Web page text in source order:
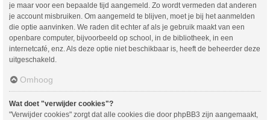
je maar voor een bepaalde tijd aangemeld. Zo wordt vermeden dat anderen
je account misbruiken. Om aangemeld te blijven, moet je bij het aanmelden
die optie aanvinken. We raden dit echter af als je gebruik maakt van een
openbare computer, bijvoorbeeld op school, in de bibliotheek, in een
internetcafé, enz. Als deze optie niet beschikbaar is, heeft de beheerder deze
uitgeschakeld.
Omhoog
Wat doet "verwijder cookies"?
"Verwijder cookies" zorgt dat alle cookies die door phpBB3 zijn aangemaakt,